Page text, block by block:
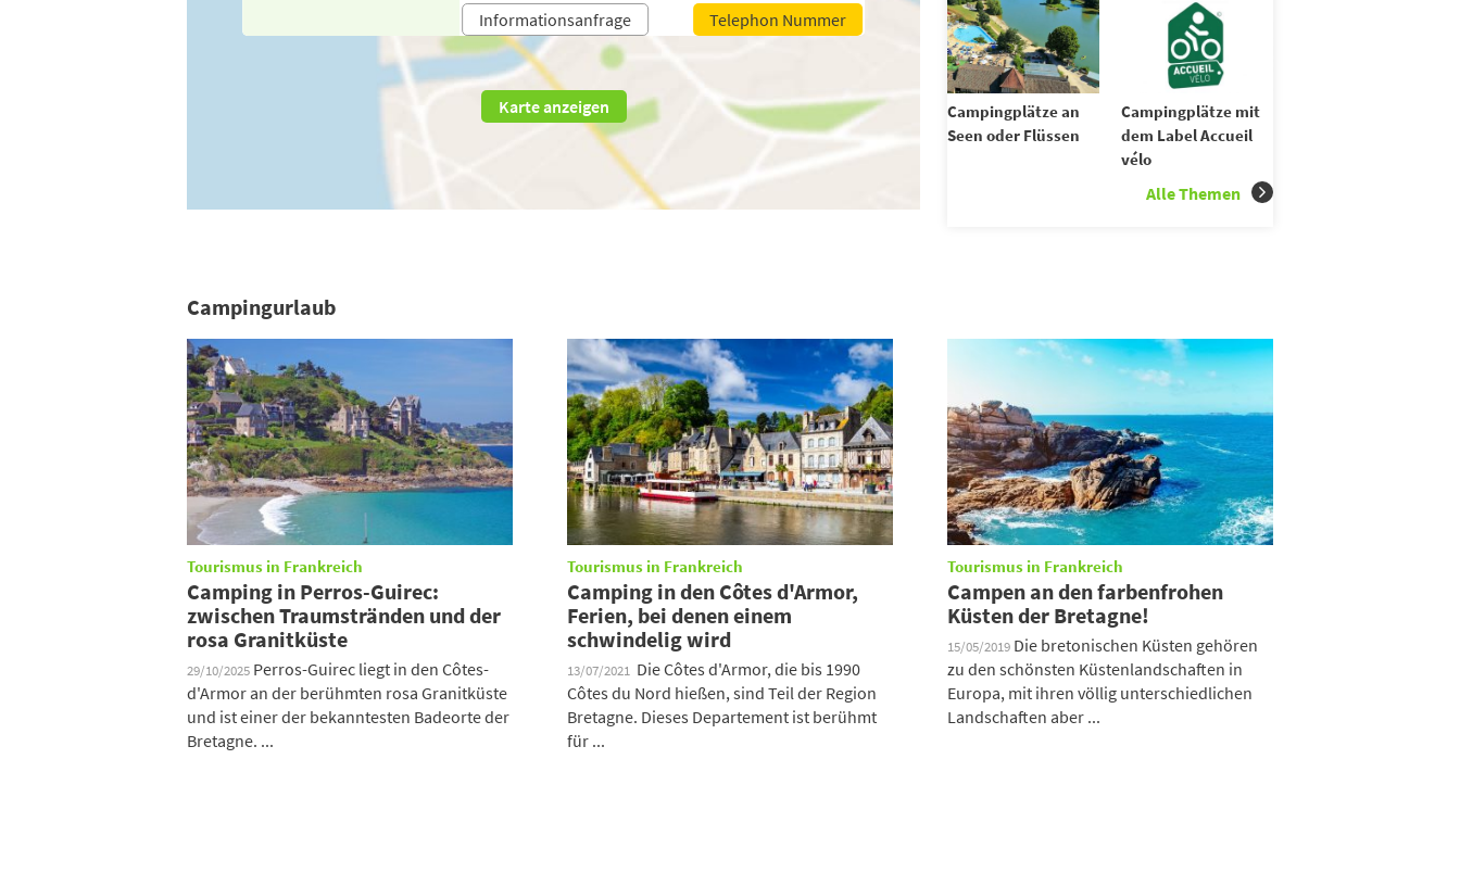
Informationsanfrage Telephon Nummer
Karte anzeigen
Campingplätze an
Seen oder Flüssen
Campingplätze mit
dem Label Accueil
vélo
Alle Themen
Campingurlaub
Tourismus in Frankreich
Camping in Perros-Guirec:
zwischen Traumstränden und der
rosa Granitküste
29/10/2025 Perros-Guirec liegt in den Côtes-
d'Armor an der berühmten rosa Granitküste
und ist einer der bekanntesten Badeorte der
Bretagne. ...
Tourismus in Frankreich
Camping in den Côtes d'Armor,
Ferien, bei denen einem
schwindelig wird
13/07/2021 Die Côtes d'Armor, die bis 1990
Côtes du Nord hießen, sind Teil der Region
Bretagne. Dieses Departement ist berühmt
für ...
Tourismus in Frankreich
Campen an den farbenfrohen
Küsten der Bretagne!
15/05/2019 Die bretonischen Küsten gehören
zu den schönsten Küstenlandschaften in
Europa, mit ihren völlig unterschiedlichen
Landschaften aber ...